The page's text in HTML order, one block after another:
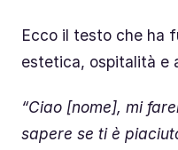
Ecco il testo che ha
estetica, ospitalità e
“Ciao [nome], mi
sapere se ti è